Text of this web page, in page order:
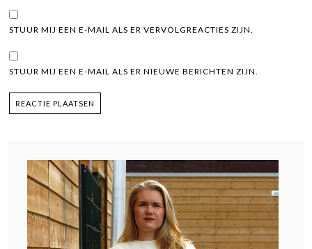
STUUR MIJ EEN E-MAIL ALS ER VERVOLGREACTIES ZIJN.
STUUR MIJ EEN E-MAIL ALS ER NIEUWE BERICHTEN ZIJN.